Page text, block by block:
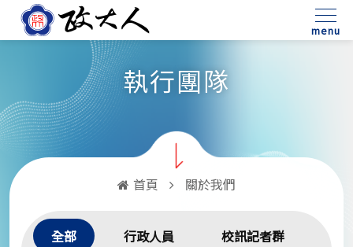
menu
執行團隊
首頁 關於我們
全部 行政人員 校訊記者群